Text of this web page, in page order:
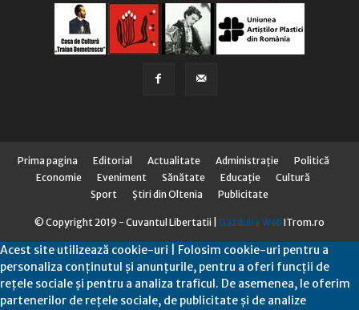
Prima pagina Editorial Actualitate Administraţie
Politică
Economie
Eveniment Sănătate Educaţie
Cultură
Sport
Știri din Oltenia Publicitate
© Copyright 2019 - Cuvantul Libertatii | Gazduire Web ITrom.ro
Acest site utilizează cookie-uri | Folosim cookie-uri pentru a
personaliza conținutul și anunțurile, pentru a oferi funcții de
rețele sociale și pentru a analiza traficul. De asemenea, le oferim
partenerilor de rețele sociale, de publicitate și de analize